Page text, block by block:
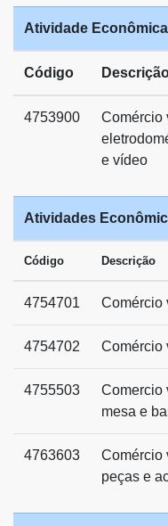
Atividade
Código
4753900
Comércio
e vídeo
Atividades
Código Descrição
4754701 Comércio
4754702 Comércio
4755503
Comercio
mesa e
4763603
Comércio
peças e